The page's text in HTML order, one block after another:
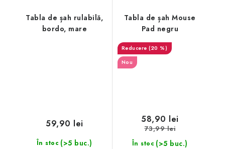
Tabla de șah rulabilă,
bordo, mare
În stoc (>5 buc.)
59,90 lei
Tabla de șah Mouse
Pad negru
(20 %)
Nou
În stoc (>5 buc.)
58,90 lei
73,99 lei